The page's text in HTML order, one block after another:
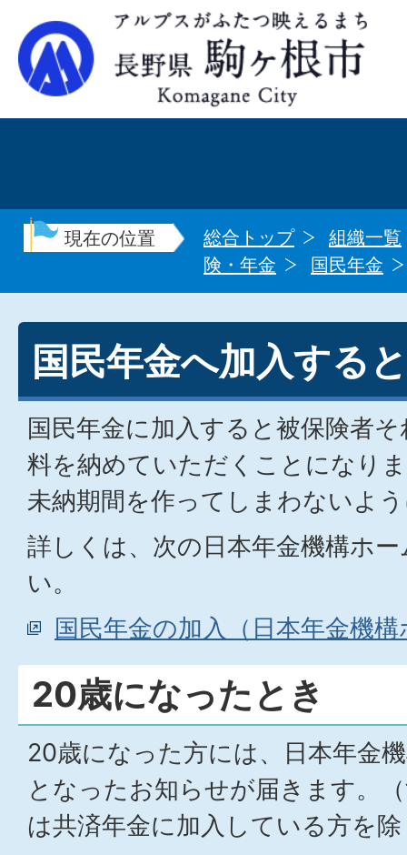
現在の位置 総合トップ
組織一覧
険・年金
国民年金
国民年金へ加入する
国民年金に加入すると被保険者
料を納めていただくことになり
未納期間を作ってしまわないよ
詳しくは、次の日本年金機構ホ
い。
国民年金の加入（日本年金機
20歳になったとき
20歳になった方には、日本年金
となったお知らせが届きます。
は共済年金に加入している方を